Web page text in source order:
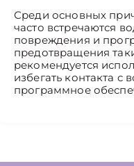
Среди основных
часто встречаются
повреждения и
предотвращения
рекомендуется
избегать контакта с
программное